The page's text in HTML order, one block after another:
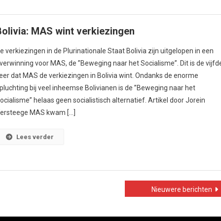
MAS wint verkiezingen
verkiezingen in de Plurinationale Staat Bolivia zijn uitgelopen in een
voor MAS, de ”Beweging naar het Socialisme”. Dit is de
dat MAS de verkiezingen in Bolivia wint. Ondanks de enorme
bij veel inheemse Bolivianen is de ”Beweging naar het
helaas geen socialistisch alternatief. Artikel door Jorein
MAS kwam […]
Lees verder
Nieuwere berichten